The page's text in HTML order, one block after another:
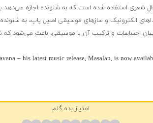
شعری استفاده شده است که به شنونده اجازه می‌دهد با
الکترونیک و سازهای موسیقی اصیل پاپ، به
بیان احساسات و ترکیب آن با موسیقی، باعث می‌شود که
– his latest music release, Masalan, is now
امتیاز بده گلم